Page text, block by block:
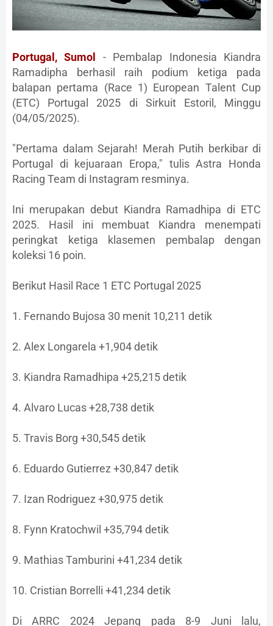
Portugal, Sumol - Pembalap Indonesia Kiandra
Ramadipha berhasil raih podium ketiga pada
balapan pertama (Race 1) European Talent Cup
(ETC) Portugal 2025 di Sirkuit Estoril, Minggu
(04/05/2025).
"Pertama dalam Sejarah! Merah Putih berkibar di
Portugal di kejuaraan Eropa," tulis Astra Honda
Racing Team di Instagram resminya.
Ini merupakan debut Kiandra Ramadhipa di ETC
2025. Hasil ini membuat Kiandra menempati
peringkat ketiga klasemen pembalap dengan
koleksi 16 poin.
Berikut Hasil Race 1 ETC Portugal 2025
1. Fernando Bujosa 30 menit 10,211 detik
2. Alex Longarela +1,904 detik
3. Kiandra Ramadhipa +25,215 detik
4. Alvaro Lucas +28,738 detik
5. Travis Borg +30,545 detik
6. Eduardo Gutierrez +30,847 detik
7. Izan Rodriguez +30,975 detik
8. Fynn Kratochwil +35,794 detik
9. Mathias Tamburini +41,234 detik
10. Cristian Borrelli +41,234 detik
Di ARRC 2024 Jepang pada 8-9 Juni lalu,